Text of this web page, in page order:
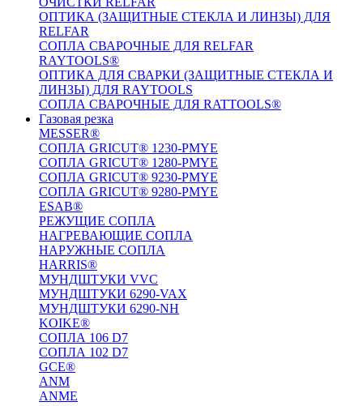
ОПТИКА (ЗАЩИТНЫЕ СТЕКЛА И ЛИНЗЫ) ДЛЯ
RELFAR
СОПЛА СВАРОЧНЫЕ ДЛЯ RELFAR
RAYTOOLS®
ОПТИКА ДЛЯ СВАРКИ (ЗАЩИТНЫЕ СТЕКЛА И
ЛИНЗЫ) ДЛЯ RAYTOOLS
СОПЛА СВАРОЧНЫЕ ДЛЯ RATTOOLS®
Газовая резка
MESSER®
СОПЛА GRICUT® 1230-PMYE
СОПЛА GRICUT® 1280-PMYE
СОПЛА GRICUT® 9230-PMYE
СОПЛА GRICUT® 9280-PMYE
ESAB®
РЕЖУЩИЕ СОПЛА
НАГРЕВАЮЩИЕ СОПЛА
НАРУЖНЫЕ СОПЛА
HARRIS®
МУНДШТУКИ VVC
МУНДШТУКИ 6290-VAX
МУНДШТУКИ 6290-NH
KOIKE®
СОПЛА 106 D7
СОПЛА 102 D7
GCE®
ANM
ANME